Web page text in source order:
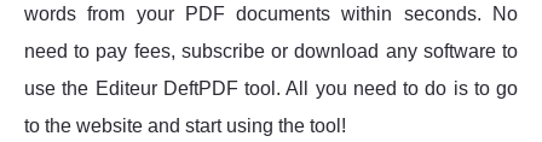
words from your PDF documents within seconds. No
need to pay fees, subscribe or download any software to
use the Editeur DeftPDF tool. All you need to do is to go
to the website and start using the tool!